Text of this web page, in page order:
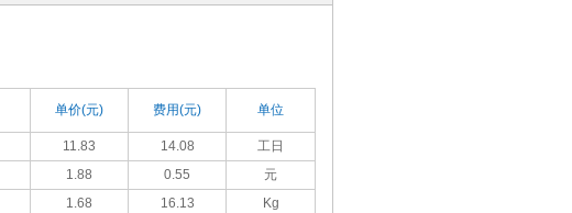
单价(元) 费用(元) 单位
11.83 14.08 工日
1.88 0.55
元
1.68 16.13
Kg